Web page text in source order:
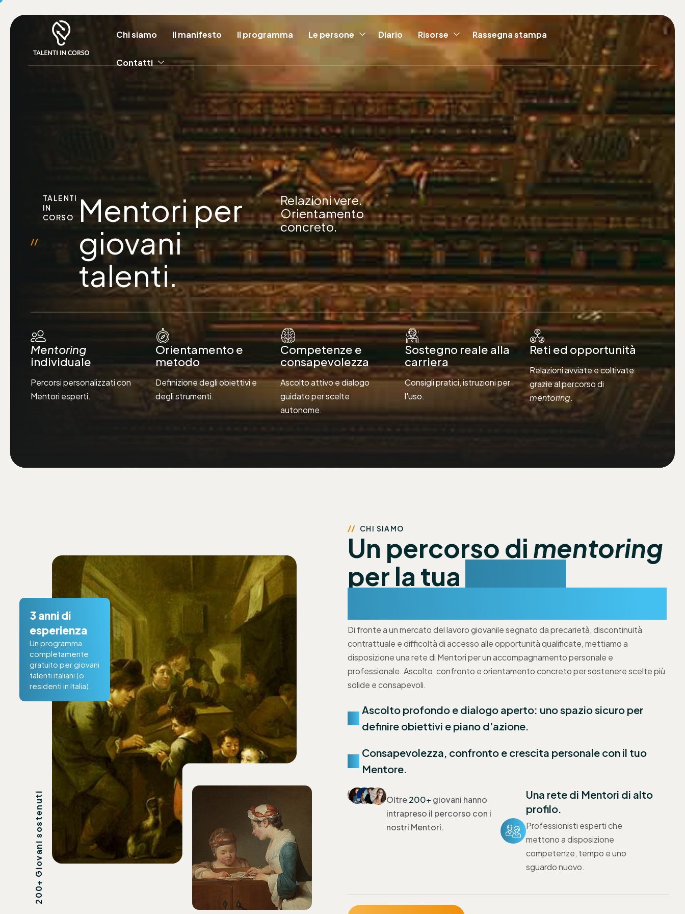
Chi siamo Il manifesto Il programma Le persone Diario Risorse Rassegna stampa
Contatti
TALENTI
IN
CORSO
Mentori per
giovani
talenti.
Relazioni vere.
Orientamento
concreto.
Mentoring
individuale
Percorsi personalizzati con
Mentori esperti.
Orientamento e
metodo
Definizione degli obiettivi e
degli strumenti.
Competenze e
consapevolezza
Ascolto attivo e dialogo
guidato per scelte
autonome.
Sostegno reale alla
carriera
Consigli pratici, istruzioni per
l'uso.
Reti ed opportunità
Relazioni avviate e coltivate
grazie al percorso di
mentoring.
4anni di
esperienza
Un programma
completamente
gratuito per giovani
talenti italiani (o
residenti in Italia).
200+ Giovani sostenuti
CHI SIAMO
Un percorso di mentoring
per la tua
Di fronte a un mercato del lavoro giovanile segnato da precarietà, discontinuità
contrattuale e difficoltà di accesso alle opportunità qualificate, mettiamo a
disposizione una rete di Mentori per un accompagnamento personale e
professionale. Ascolto, confronto e orientamento concreto per sostenere scelte più
solide e consapevoli.
Ascolto profondo e dialogo aperto: uno spazio sicuro per
definire obiettivi e piano d'azione.
Consapevolezza, confronto e crescita personale con il tuo
Mentore.
Oltre200+ giovani hanno
intrapreso il percorso con i
nostri Mentori.
Una rete di Mentori di alto
profilo.
Professionisti esperti che
mettono a disposizione
competenze, tempo e uno
sguardo nuovo.